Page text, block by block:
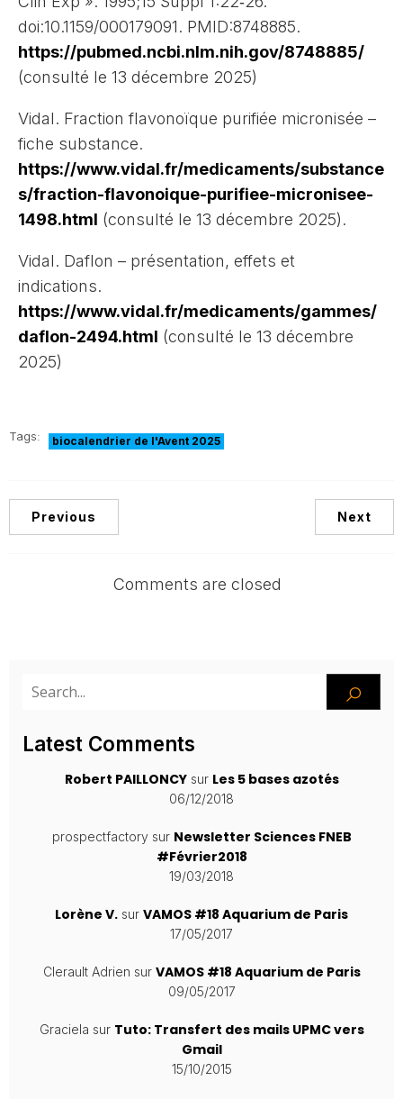
doi:10.1159/000179091. PMID:8748885.
https://pubmed.ncbi.nlm.nih.gov/8748885/
(consulté le 13 décembre 2025)
Vidal. Fraction flavonoïque purifiée micronisée –
fiche substance.
https://www.vidal.fr/medicaments/substance
s/fraction-flavonoique-purifiee-micronisee-
1498.html (consulté le 13 décembre 2025).
Vidal. Daflon – présentation, effets et
indications.
https://www.vidal.fr/medicaments/gammes/
daflon-2494.html (consulté le 13 décembre
2025)
Tags: biocalendrier de l'Avent 2025
Previous Next
Comments are closed
Latest Comments
Robert PAILLONCYsur Les 5 bases azotés
06/12/2018
prospectfactorysur Newsletter Sciences FNEB
#Février2018
19/03/2018
Lorène V. sur VAMOS #18 Aquarium de Paris
17/05/2017
Clerault Adrien sur VAMOS #18 Aquarium de Paris
09/05/2017
Graciela sur Tuto: Transfert des mails UPMC vers
Gmail
15/10/2015